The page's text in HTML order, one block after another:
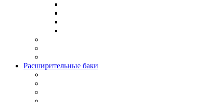
Расширительные баки